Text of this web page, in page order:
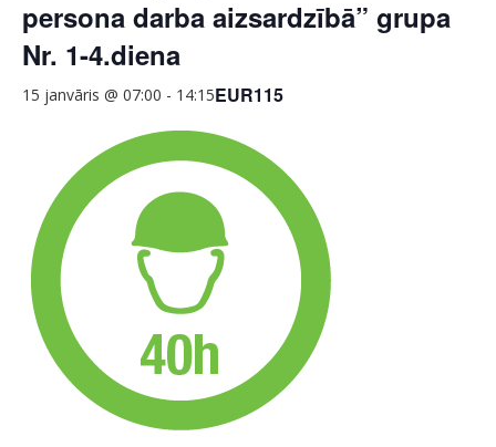
persona darba aizsardzībā” grupa
Nr. 1-4.diena
15 janvāris @ 07:00 - 14:15EUR115